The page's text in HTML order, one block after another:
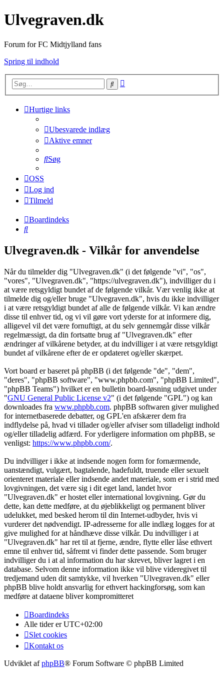
Ulvegraven.dk
Forum for FC Midtjylland fans
Spring til indhold
Søg
Hurtige links
Ubesvarede indlæg
Aktive emner
Søg
OSS
Log ind
Tilmeld
Boardindeks
Søg
Ulvegraven.dk - Vilkår for anvendelse
Når du tilmelder dig "Ulvegraven.dk" (i det følgende "vi", "os",
"vores", "Ulvegraven.dk", "https://ulvegraven.dk"), indvilliger du i
at være retsgyldigt bundet af de følgende vilkår. Vær venlig ikke at
tilmelde dig og/eller bruge "Ulvegraven.dk", hvis du ikke indvilliger
i at være retsgyldigt bundet af alle de følgende vilkår. Vi kan ændre
disse til enhver tid, og vi vil gøre vort yderste for at informere dig,
alligevel vil det være fornuftigt, at du selv gennemgår disse vilkår
regelmæssigt, da din fortsatte brug af "Ulvegraven.dk" efter
ændringer af vilkårene betyder, at du indvilliger i at være retsgyldigt
bundet af vilkårene efter de er opdateret og/eller skærpet.
Vort board er baseret på phpBB (i det følgende "de", "dem",
"deres", "phpBB software", "www.phpbb.com", "phpBB Limited",
"phpBB Teams") hvilket er en bulletin board-løsning udgivet under
"GNU General Public License v2" (i det følgende "GPL") og kan
downloades fra www.phpbb.com. phpBB softwaren giver mulighed
for internetbaserede debatter, og GPL'en afskærer dem fra
indflydelse på, hvad vi tillader og/eller afviser som tilladeligt indhold
og/eller tilladelig adfærd. For yderligere information om phpBB, se
venligst: https://www.phpbb.com/.
Du indvilliger i ikke at indsende nogen form for fornærmende,
uanstændigt, vulgært, bagtalende, hadefuldt, truende eller sexuelt
orienteret materiale eller indsende andet materiale, som er i strid med
lovgivningen, det være sig i dit eget land, landet hvor
"Ulvegraven.dk" er hostet eller international lovgivning. Gør du
dette, kan dette medføre, at du øjeblikkeligt og permanent bliver
udelukket, med besked herom til din Internet-udbyder, hvis vi
vurderer det nødvendigt. IP-adresserne for alle indlæg logges for at
give mulighed for at håndhæve disse vilkår. Du indvilliger i at
"Ulvegraven.dk" har ret til at fjerne, ændre, flytte eller låse ethvert
emne til enhver tid, såfremt vi finder dette passende. Som bruger
indvilliger du i at al information du har skrevet, bliver lagret i en
database. Selvom denne information ikke vil blive videregivet til
tredjemand uden dit samtykke, vil hverken "Ulvegraven.dk" eller
phpBB blive holdt ansvarlig for ethvert hackingforsøg, som kan
medføre at dataene bliver kompromitteret
Boardindeks
Alle tider erUTC+02:00
Slet cookies
Kontakt os
Udviklet afphpBB® Forum Software © phpBB Limited